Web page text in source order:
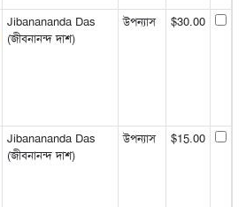
Jibanananda Das
(জীবনানন্দ দাশ)
উপন্যাস $30.00
Jibanananda Das
(জীবনানন্দ দাশ)
উপন্যাস $15.00